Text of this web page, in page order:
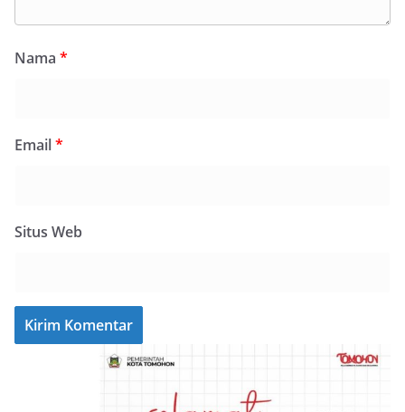
Nama *
Email*
Situs Web